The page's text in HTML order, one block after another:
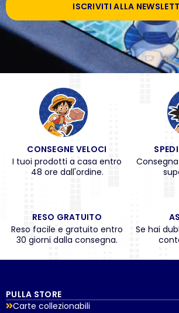
ISCRIVITI ALLA
CONSEGNE VELOCI
I tuoi prodotti a casa entro
48 ore dall'ordine.
RESO GRATUITO
Reso facile e gratuito entro
30 giorni dalla consegna.
Se hai
PULLA STORE
Carte collezionabili